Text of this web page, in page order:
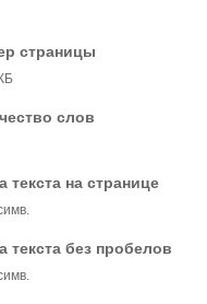
страницы
слов
текста на странице
текста без пробелов